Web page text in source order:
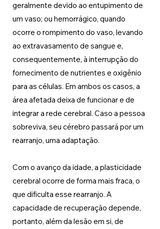
geralmente devido ao entupimento de
um vaso; ou hemorrágico, quando
ocorre o rompimento do vaso, levando
ao extravasamento de sangue e,
consequentemente, à interrupção do
fornecimento de nutrientes e oxigênio
para as células. Em ambos os casos, a
área afetada deixa de funcionar e de
integrar a rede cerebral. Caso a pessoa
sobreviva, seu cérebro passará por um
rearranjo, uma adaptação.
Com o avanço da idade, a plasticidade
cerebral ocorre de forma mais fraca, o
que dificulta esse rearranjo. A
capacidade de recuperação depende,
portanto, além da lesão em si, de